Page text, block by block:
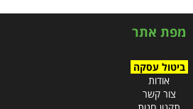
מפת אתר
ביטול עסקה
אודות
צור קשר